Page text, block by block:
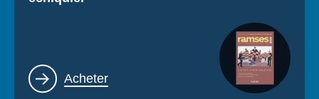
Lien
Acheter